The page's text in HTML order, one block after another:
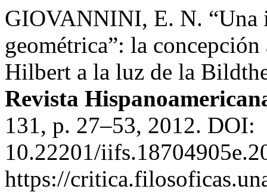
GIOVANNINI, E. N. “Una
geométrica”: la
Hilbert a la luz de la
Revista
131, p. 27–53, 2012. DOI:
10.22201/
https://